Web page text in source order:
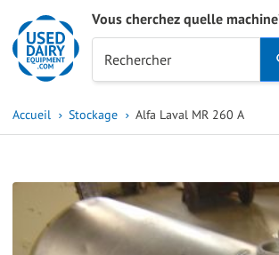
Vous cherchez quelle
Rechercher
and
select
a
Accueil Stockage Alfa Laval MR 260 A